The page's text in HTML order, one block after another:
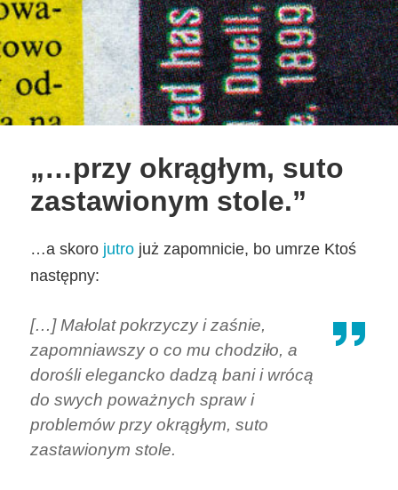
„…przy okrągłym, suto
zastawionym stole.”
…a skoro jutrojuż zapomnicie, bo umrze Ktoś
następny:
[…] Małolat pokrzyczy i zaśnie,
zapomniawszy o co mu chodziło, a
dorośli elegancko dadzą bani i wrócą
do swych poważnych spraw i
problemów przy okrągłym, suto
zastawionym stole.